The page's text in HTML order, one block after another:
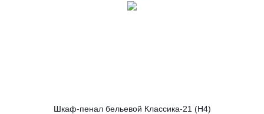
Шкаф-пенал бельевой Классика-21 (Н4)